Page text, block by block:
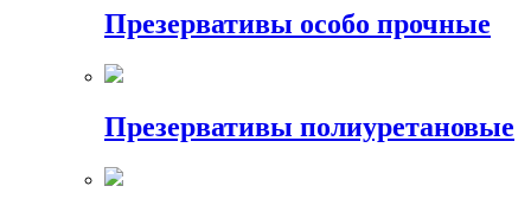
Презервативы особо прочные
Презервативы полиуретановые